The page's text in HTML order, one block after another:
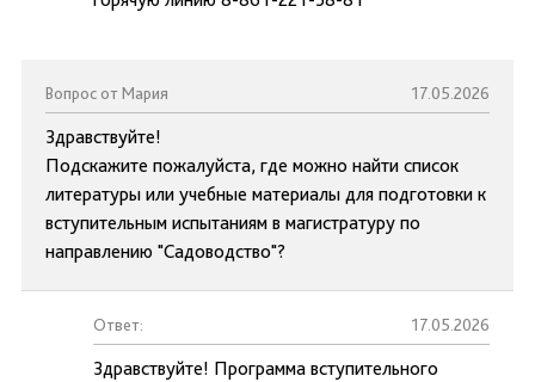
Вопрос от Мария 17.05.2026
Здравствуйте!
Подскажите пожалуйста, где можно найти список
литературы или учебные материалы для подготовки к
вступительным испытаниям в магистратуру по
направлению "Садоводство"?
Ответ: 17.05.2026
Здравствуйте! Программа вступительного